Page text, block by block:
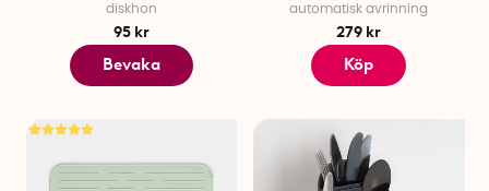
diskhon
95 kr
Bevaka
automatisk avrinning
279 kr
Köp